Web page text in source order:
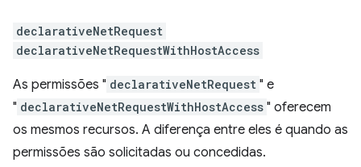
declarativeNetRequest
declarativeNetRequestWithHostAccess
As permissões " declarativeNetRequest " e
" declarativeNetRequestWithHostAccess " oferecem
os mesmos recursos. A diferença entre eles é quando as
permissões são solicitadas ou concedidas.